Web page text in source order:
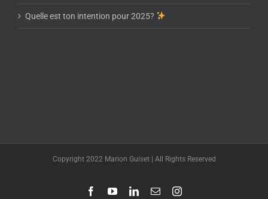
Quelle est ton intention pour 2025?
Copyright 2022 Marion Guiset | All Rights Reserved
FacebookYouTubeLinkedIn
EmailInstagram